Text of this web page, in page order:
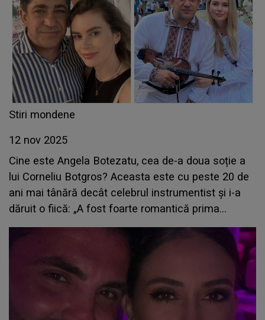
Stiri mondene
12 nov 2025
Cine este Angela Botezatu, cea de-a doua soție a
lui Corneliu Botgros? Aceasta este cu peste 20 de
ani mai tânără decât celebrul instrumentist și i-a
dăruit o fiică: „A fost foarte romantică prima
noastră întâlnire”